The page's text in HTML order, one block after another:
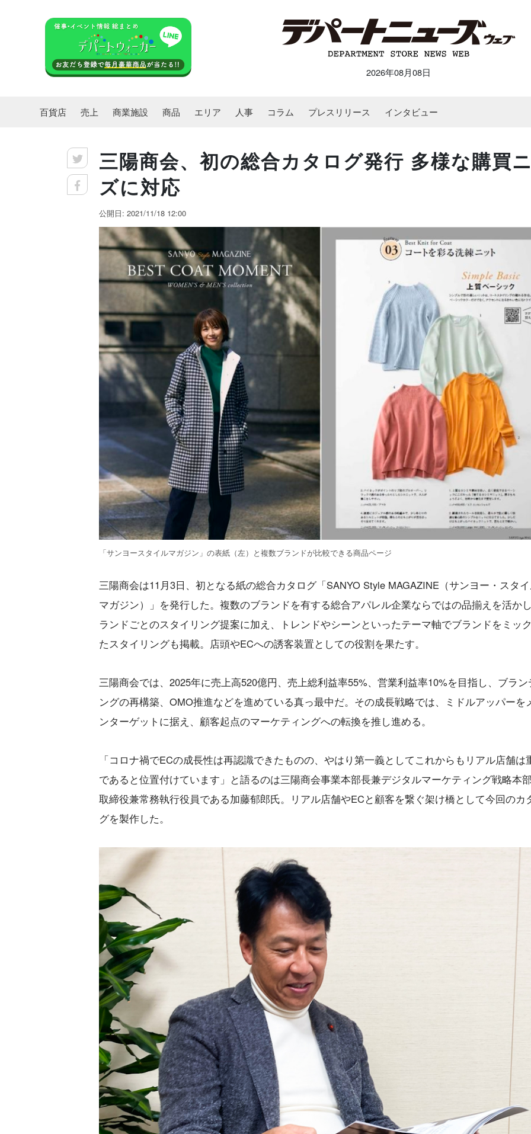
2026年08月08日
百貨店 売上 商業施設 商品 エリア 人事 コラム プレスリリース インタビュー
三陽商会、初の総合カタログ発行 多様な購買
ズに対応
公開日: 2021/11/18 12:00
「サンヨースタイルマガジン」の表紙（左）と複数ブランドが比較できる商品ページ
三陽商会は11月3日、初となる紙の総合カタログ「SANYO Style MAGAZINE（サンヨー・スタ
マガジン）」を発行した。複数のブランドを有する総合アパレル企業ならではの品揃えを活か
ランドごとのスタイリング提案に加え、トレンドやシーンといったテーマ軸でブランドをミッ
たスタイリングも掲載。店頭やECへの誘客装置としての役割を果たす。
三陽商会では、2025年に売上高520億円、売上総利益率55%、営業利益率10%を目指し、ブラン
ングの再構築、OMO推進などを進めている真っ最中だ。その成長戦略では、ミドルアッパーを
ンターゲットに据え、顧客起点のマーケティングへの転換を推し進める。
「コロナ禍でECの成長性は再認識できたものの、やはり第一義としてこれからもリアル店舗は
であると位置付けています」と語るのは三陽商会事業本部長兼デジタルマーケティング戦略本
取締役兼常務執行役員である加藤郁郎氏。リアル店舗やECと顧客を繋ぐ架け橋として今回のカ
グを製作した。